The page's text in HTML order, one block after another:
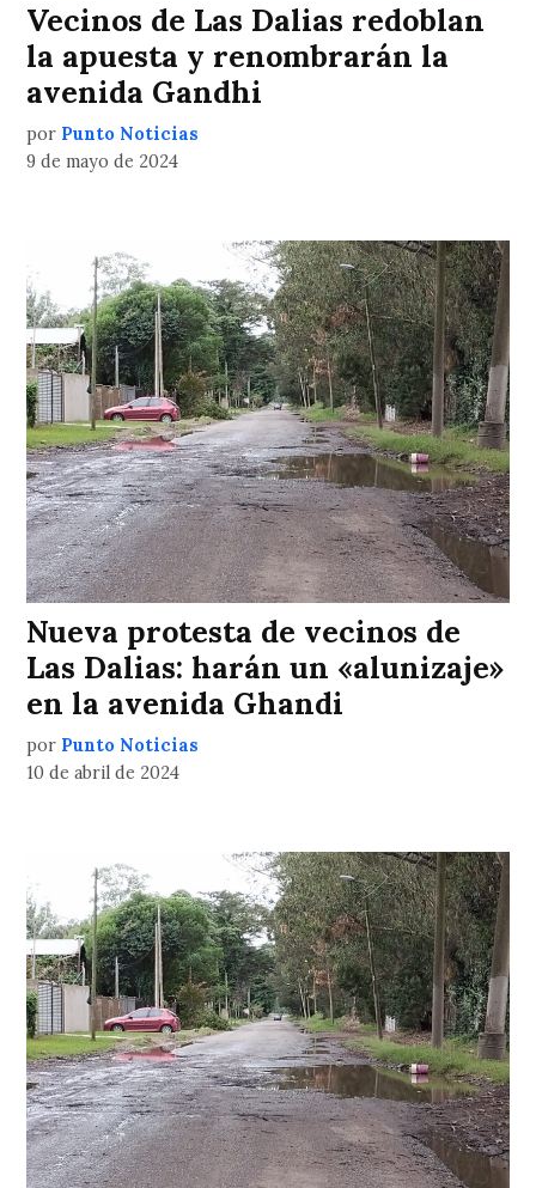
Vecinos de Las Dalias redoblan
la apuesta y renombrarán la
avenida Gandhi
por Punto Noticias
9 de mayo de 2024
Nueva protesta de vecinos de
Las Dalias: harán un «alunizaje»
en la avenida Ghandi
por Punto Noticias
10 de abril de 2024